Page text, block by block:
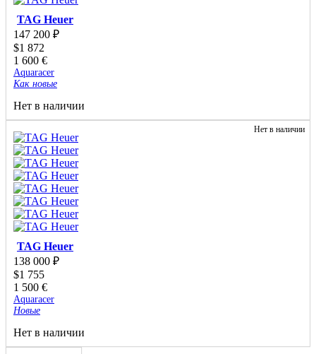
TAG Heuer
147 200 ₽
$1 872
1 600 €
Aquaracer
Как новые
Нет в наличии
Нет в наличии
TAG Heuer
138 000 ₽
$1 755
1 500 €
Aquaracer
Новые
Нет в наличии